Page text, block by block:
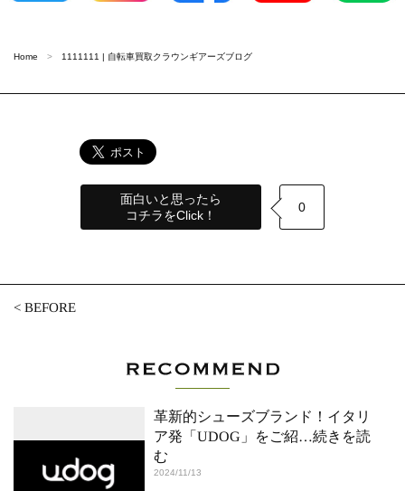
Home 1111111 | 自転車買取クラウンギアーズブログ
面白いと思ったら
コチラをClick！
0
<BEFORE
革新的シューズブランド！イタリ
ア発「UDOG」をご紹…続きを読
む
2024/11/13